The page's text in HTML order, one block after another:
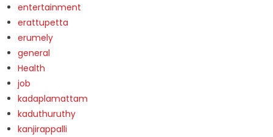
entertainment
erattupetta
erumely
general
Health
job
kadaplamattam
kaduthuruthy
kanjirappalli